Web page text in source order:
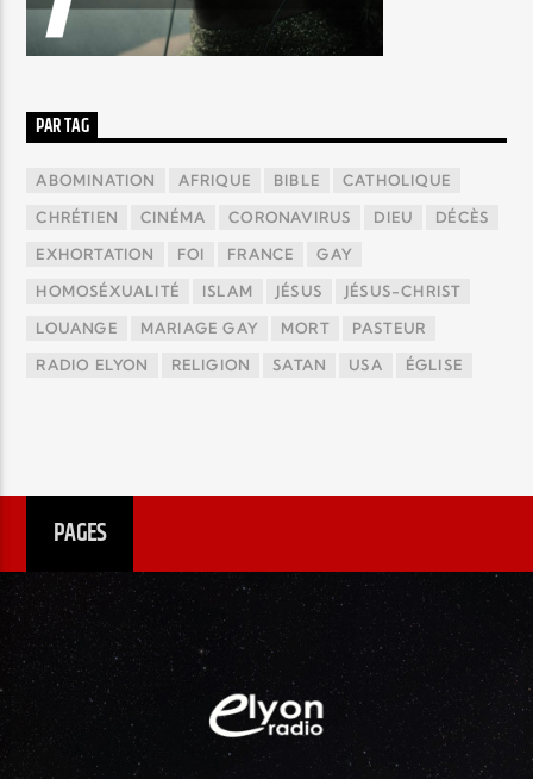
PAR TAG
ABOMINATION AFRIQUE BIBLE CATHOLIQUE
CHRÉTIEN CINÉMA CORONAVIRUS DIEU DÉCÈS
EXHORTATION FOI FRANCE GAY
HOMOSÉXUALITÉ ISLAM JÉSUS JÉSUS-CHRIST
LOUANGE MARIAGE GAY MORT PASTEUR
RADIO ELYON RELIGION SATAN USA ÉGLISE
PAGES